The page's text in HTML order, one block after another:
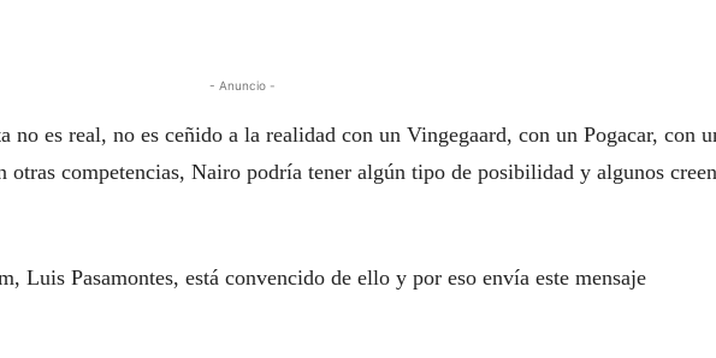
- Anuncio -
no es real, no es ceñido a la realidad con un Vingegaard, con un Pogacar, con
otras competencias, Nairo podría tener algún tipo de posibilidad y algunos
Luis Pasamontes, está convencido de ello y por eso envía este mensaje